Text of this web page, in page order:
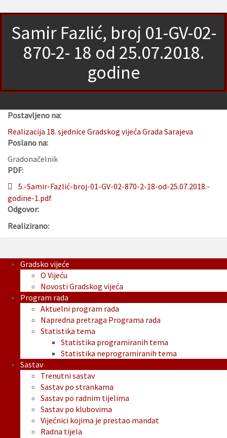
Samir Fazlić, broj 01-GV-02-
870-2- 18 od 25.07.2018.
godine
Postavljeno na:
Realizacija 18. sjednice Gradskog vijeća Grada Sarajeva
Poslano na:
Gradonačelnik
PDF:
5.-Samir-Fazlić-broj-01-GV-02-870-2-18-od-25.07.2018.-
godine-1.pdf
Odgovor:
Realizirano:
Gradsko vijeće
O Vijeću
Novosti Gradskog vijeća
Program rada
Aktuelni program rada
Napredna pretraga Programa rada
Statistika tema
Statistika programiranih tema
Statistika neprogramiranih tema
Sastav
Trenutni sastav
Sastav po strankama
Sastav po radnim tijelima
Sastav po klubovima
Vijećnici kojima je prestao mandat
Radna tijela